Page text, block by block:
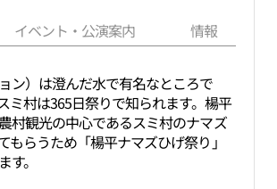
イベント・公演案内 情報
ン）は澄んだ水で有名なところで
ミ村は365日祭りで知られます。楊平
村観光の中心であるスミ村のナマズ
もらうため「楊平ナマズひげ祭り」
す。